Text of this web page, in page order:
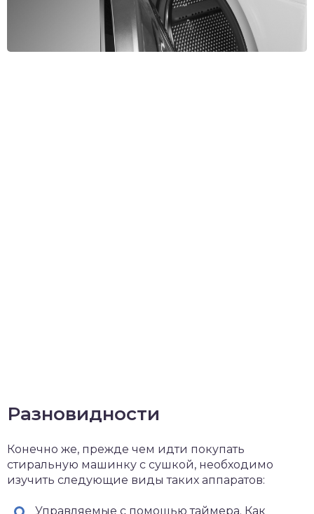
Разновидности
Конечно же, прежде чем идти покупать
стиральную машинку с сушкой, необходимо
изучить следующие виды таких аппаратов:
Управляемые с помощью таймера. Как